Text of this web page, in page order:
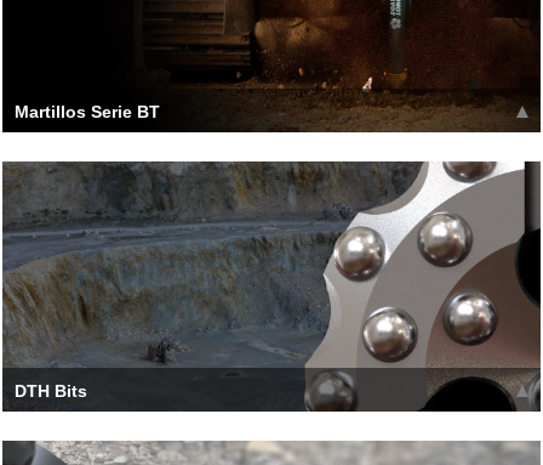
Martillos Serie BT
simplicity and performance: Most pr Leer más >>
DTH Bits
optimized for drilling results in chal Leer más >>